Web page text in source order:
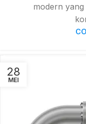
modern
28
MEI